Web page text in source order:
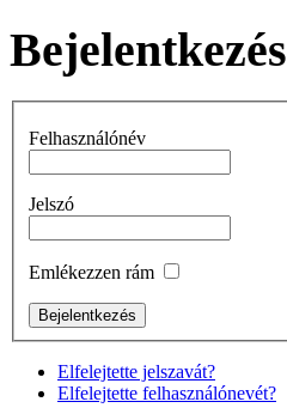
Bejelentkezés
Felhasználónév
Jelszó
Emlékezzen rám
Elfelejtette jelszavát?
Elfelejtette felhasználónevét?